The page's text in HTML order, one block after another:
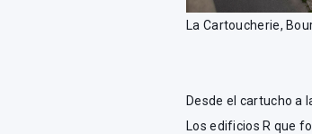
La Cartoucherie,
Desde el cartucho a
Los edificios R que